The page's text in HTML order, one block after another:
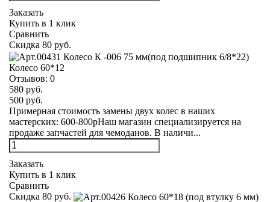
Заказать
Купить в 1 клик
Сравнить
Скидка 80 руб.
Колесо 60*12
Отзывов: 0
580 руб.
500 руб.
Примерная стоимость замены двух колес в наших
мастерских: 600-800рНаш магазин специализируется на
продаже запчастей для чемоданов. В наличи...
Заказать
Купить в 1 клик
Сравнить
Скидка 80 руб.